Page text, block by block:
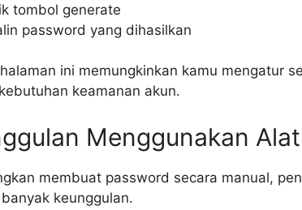
tombol generate
password yang dihasilkan
ini memungkinkan kamu mengatur
keamanan akun.
Menggunakan
membuat password secara manual,
keunggulan.